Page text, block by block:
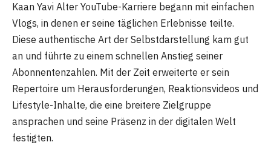
Kaan Yavi Alter YouTube-Karriere begann mit einfachen
Vlogs, in denen er seine täglichen Erlebnisse teilte.
Diese authentische Art der Selbstdarstellung kam gut
an und führte zu einem schnellen Anstieg seiner
Abonnentenzahlen. Mit der Zeit erweiterte er sein
Repertoire um Herausforderungen, Reaktionsvideos und
Lifestyle-Inhalte, die eine breitere Zielgruppe
ansprachen und seine Präsenz in der digitalen Welt
festigten.